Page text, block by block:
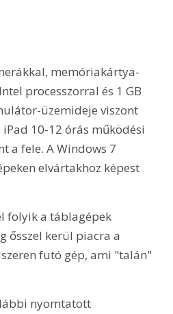
memóriakártya-
processzorral és 1 GB
üzemideje viszont
iPad 10-12 órás működési
a fele. A Windows 7
elvártakhoz képest
folyik a táblagépek
ősszel kerül piacra a
futó gép, ami "talán"
nyomtatott